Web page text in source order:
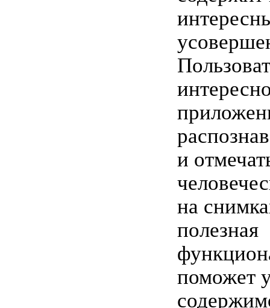
и
на
полезная
поможет